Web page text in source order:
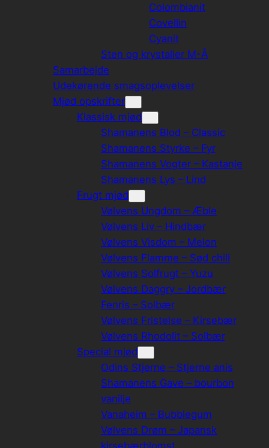
Colombianit
Covellin
Cyanit
Sten og krystaller M-Å
Samarbejde
Udekørende smagsoplevelser
Mjød opskrifter
Klassisk mjød
Shamanens Blod – Classic
Shamanens Styrke – Fyr
Shamanens Vogter – Kastanje
Shamanens Lys – Lind
Frugt mjød
Vølvens Ungdom – Æble
Vølvens Liv – Hindbær
Vølvens Visdom – Melon
Vølvens Flamme – Sød chili
Vølvens Solfrugt – Yuzu
Vølvens Daggry – Jordbær
Fenris – Solbær
Vølvens Fristelse – Kirsebær
Vølvens Rhodolit – Solbær
Special mjød
Odins Stjerne – Stjerne anis
Shamanens Gave – bourbon
vanilje
Vanaheim – Bubblegum
Vølvens Drøm – Japansk
kirsebærblomst